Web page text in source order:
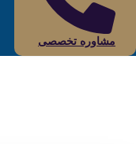
مشاوره تخصصی